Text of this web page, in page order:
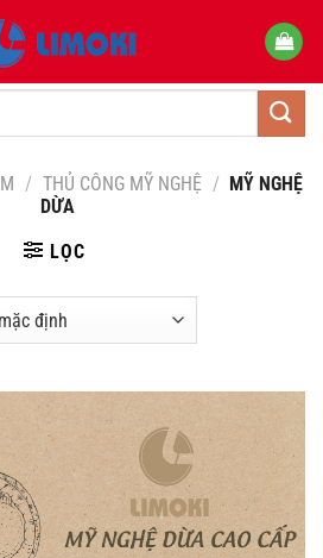
/ THỦ CÔNG MỸ NGHỆ / MỸ NGHỆ
DỪA
LỌC